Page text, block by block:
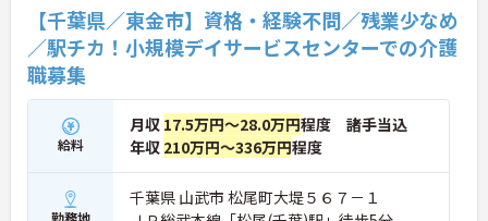
【千葉県／東金市】資格・経験不問／残業少なめ
／駅チカ！小規模デイサービスセンターでの介護
職募集
給料
月収 17.5万円～28.0万円程度 諸手当込
年収 210万円～336万円程度
勤務地
千葉県 山武市 松尾町大堤５６７－１